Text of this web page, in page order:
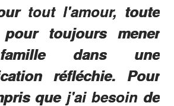
tout l'amour, toute
toujours mener
dans une
réfléchie. Pour
que j'ai besoin de